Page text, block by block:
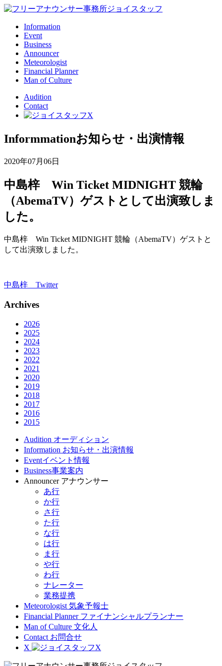
Information
Event
Business
Announcer
Meteorologist
Financial Planner
Man of Culture
Audition
Contact
Informmationお知らせ・出演情報
2020年07月06日
中島梓 Win Ticket MIDNIGHT 競輪
（AbemaTV）ゲストとして出演致しま
した。
中島梓 Win Ticket MIDNIGHT 競輪（AbemaTV）ゲストと
して出演致しました。
中島梓 Twitter
Archives
2026
2025
2024
2023
2022
2021
2020
2019
2018
2017
2016
2015
Audition オーディション
Information お知らせ・出演情報
Eventイベント情報
Business事業案内
Announcer アナウンサー
あ行
か行
さ行
た行
な行
は行
ま行
や行
わ行
ナレーター
業務提携
Meteorologist 気象予報士
Financial Planner ファイナンシャルプランナー
Man of Culture 文化人
Contact お問合せ
X